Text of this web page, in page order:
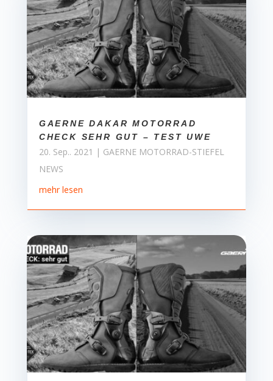
GAERNE DAKAR MOTORRAD
CHECK SEHR GUT – TEST UWE
20. Sep.. 2021 | GAERNE MOTORRAD-STIEFEL
NEWS
mehr lesen